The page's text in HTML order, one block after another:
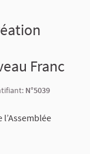
Franc
N°5039